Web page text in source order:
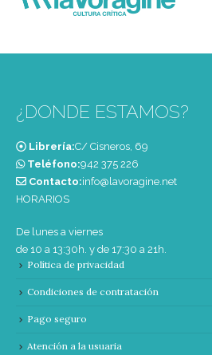
¿DONDE ESTAMOS?
Librería:C/ Cisneros, 69
Teléfono:‭942 375 226‬
Contacto:info@lavoragine.net
HORARIOS
De lunes a viernes
de 10 a 13:30h. y de 17:30 a 21h.
Política de privacidad
Condiciones de contratación
Pago seguro
Atención a la usuaria